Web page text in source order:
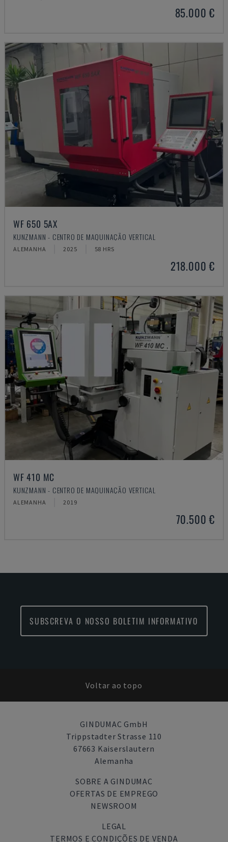
85.000 €
WF 650 5AX
KUNZMANN - CENTRO DE MAQUINAÇÃO VERTICAL
ALEMANHA 2025 58 HRS
218.000 €
WF 410 MC
KUNZMANN - CENTRO DE MAQUINAÇÃO VERTICAL
ALEMANHA 2019
70.500 €
SUBSCREVA O NOSSO BOLETIM INFORMATIVO
Voltar ao topo
GINDUMAC GmbH
Trippstadter Strasse 110
67663 Kaiserslautern
Alemanha
SOBRE A GINDUMAC
OFERTAS DE EMPREGO
NEWSROOM
LEGAL
TERMOS E CONDIÇÕES DE VENDA